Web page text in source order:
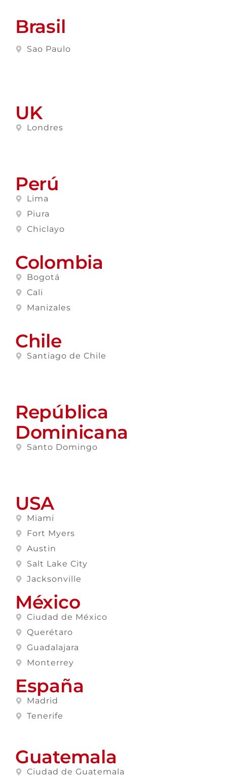
Brasil
Sao Paulo
UK
Londres
Perú
Lima
Piura
Chiclayo
Colombia
Bogotá
Cali
Manizales
Chile
Santiago de Chile
República
Dominicana
Santo Domingo
USA
Miami
Fort Myers
Austin
Salt Lake City
Jacksonville
México
Ciudad de México
Querétaro
Guadalajara
Monterrey
España
Madrid
Tenerife
Guatemala
Ciudad de Guatemala